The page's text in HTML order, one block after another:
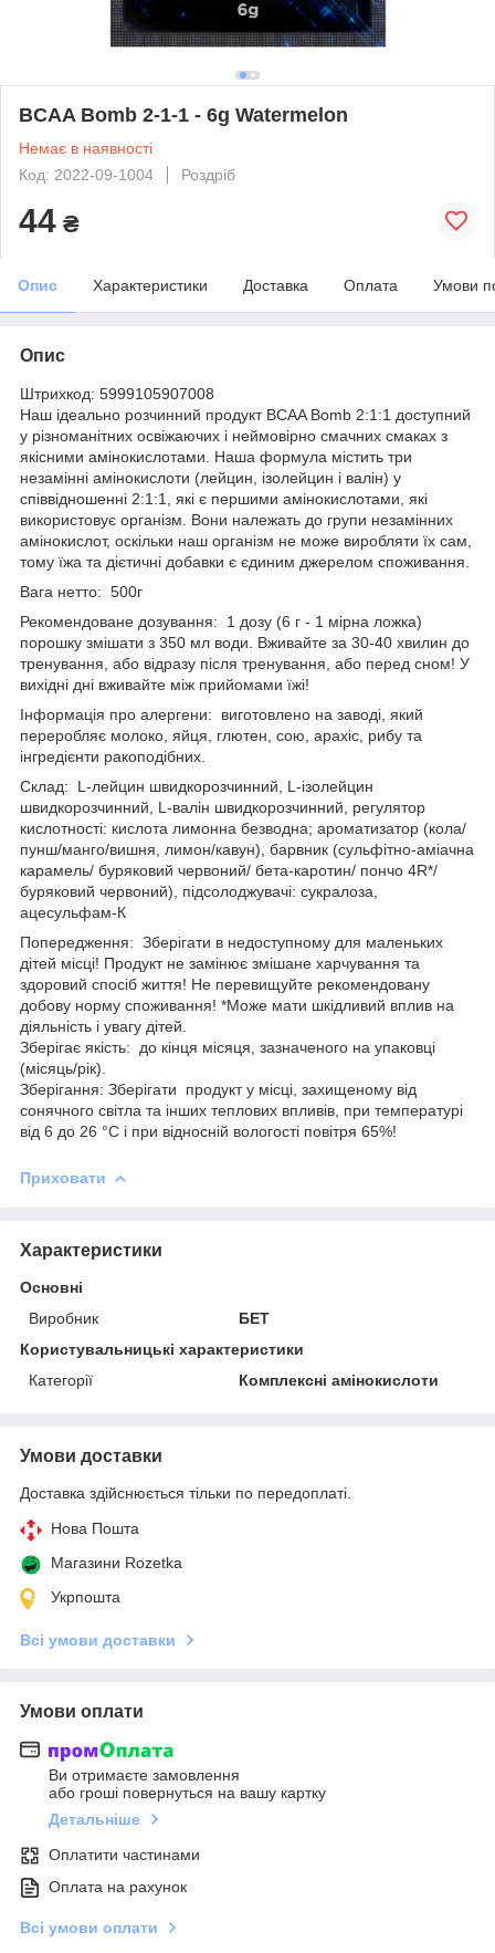
BCAA Bomb 2-1-1 - 6g Watermelon
Немає в наявності
Код: 2022-09-1004
Роздріб
44 ₴
Опис Характеристики Доставка Оплата Умови
Опис
Штрихкод: 5999105907008
Наш ідеально розчинний продукт BCAA Bomb 2:1:1 доступний
у різноманітних освіжаючих і неймовірно смачних смаках з
якісними амінокислотами. Наша формула містить три
незамінні амінокислоти (лейцин, ізолейцин і валін) у
співвідношенні 2:1:1, які є першими амінокислотами, які
використовує організм. Вони належать до групи незамінних
амінокислот, оскільки наш організм не може виробляти їх сам,
тому їжа та дієтичні добавки є єдиним джерелом споживання.
Вага нетто: 500г
Рекомендоване дозування: 1 дозу (6 г - 1 мірна ложка)
порошку змішати з 350 мл води. Вживайте за 30-40 хвилин до
тренування, або відразу після тренування, або перед сном! У
вихідні дні вживайте між прийомами їжі!
Інформація про алергени: виготовлено на заводі, який
переробляє молоко, яйця, глютен, сою, арахіс, рибу та
інгредієнти ракоподібних.
Склад: L-лейцин швидкорозчинний, L-ізолейцин
швидкорозчинний, L-валін швидкорозчинний, регулятор
кислотності: кислота лимонна безводна; ароматизатор (кола/
пунш/манго/вишня, лимон/кавун), барвник (сульфітно-аміачна
карамель/ буряковий червоний/ бета-каротин/ пончо 4R*/
буряковий червоний), підсолоджувачі: сукралоза,
ацесульфам-К
Попередження: Зберігати в недоступному для маленьких
дітей місці! Продукт не замінює змішане харчування та
здоровий спосіб життя! Не перевищуйте рекомендовану
добову норму споживання! *Може мати шкідливий вплив на
діяльність і увагу дітей.
Зберігає якість: до кінця місяця, зазначеного на упаковці
(місяць/рік).
Зберігання: Зберігати продукт у місці, захищеному від
сонячного світла та інших теплових впливів, при температурі
від 6 до 26 °C і при відносній вологості повітря 65%!
Приховати
Характеристики
Основні
Виробник
БЕТ
Користувальницькі характеристики
Категорії
Комплексні амінокислоти
Умови доставки
Доставка здійснюється тільки по передоплаті.
Нова Пошта
Магазини Rozetka
Укрпошта
Всі умови доставки
Умови оплати
Ви отримаєте замовлення
або гроші повернуться на вашу картку
Детальніше
Оплатити частинами
Оплата на рахунок
Всі умови оплати